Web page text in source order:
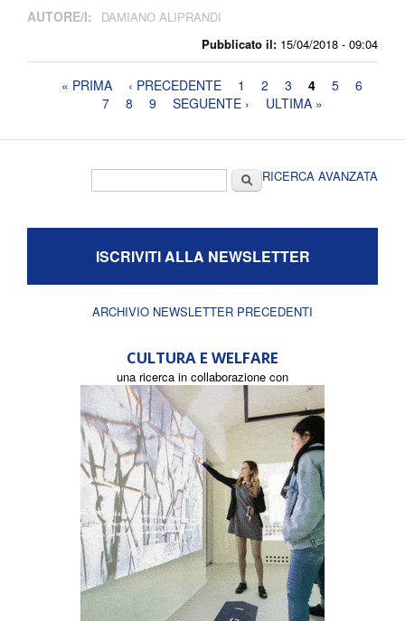
Pubblicato il: 15/04/2018 - 09:04
AUTORE/I: DAMIANO ALIPRANDI
Pagine« PRIMA ‹ PRECEDENTE 1 2 3 4 5
6
7
8 9 SEGUENTE › ULTIMA »
CercaRICERCA AVANZATA
ISCRIVITI ALLA NEWSLETTER
ARCHIVIO NEWSLETTER PRECEDENTI
CULTURA E WELFARE
una ricerca in collaborazione con